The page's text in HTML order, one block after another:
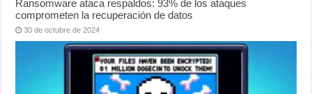
Ransomware ataca respaldos: 93% de los ataques
comprometen la recuperación de datos
30 de octubre de 2024